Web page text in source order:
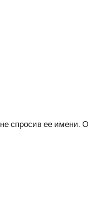
спросив ее имени.